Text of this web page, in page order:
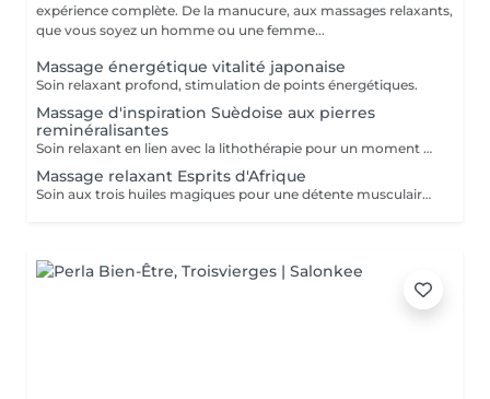
expérience complète. De la manucure, aux massages relaxants,
que vous soyez un homme ou une femme...
Massage énergétique vitalité japonaise
Soin relaxant profond, stimulation de points énergétiques.
Massage d'inspiration Suèdoise aux pierres
reminéralisantes
Soin relaxant en lien avec la lithothérapie pour un moment de sérénité absolue
Massage relaxant Esprits d'Afrique
Soin aux trois huiles magiques pour une détente musculaire intense